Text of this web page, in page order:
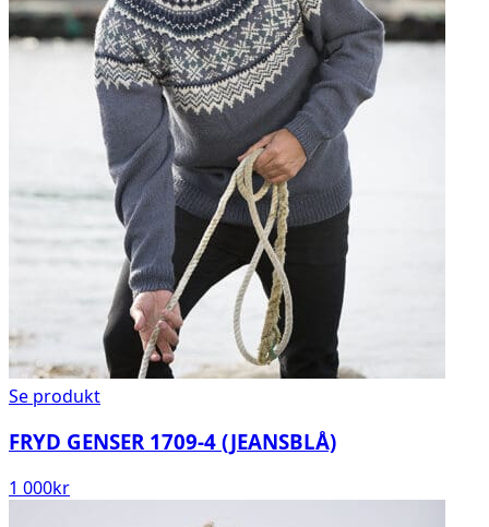
Se produkt
FRYD GENSER 1709-4 (JEANSBLÅ)
1 000kr